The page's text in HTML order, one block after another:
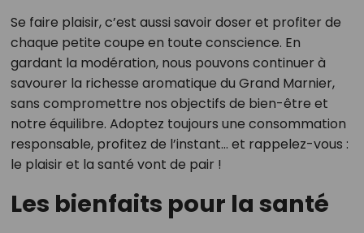
Se faire plaisir, c’est aussi savoir doser et profiter de
chaque petite coupe en toute conscience. En
gardant la modération, nous pouvons continuer à
savourer la richesse aromatique du Grand Marnier,
sans compromettre nos objectifs de bien-être et
notre équilibre. Adoptez toujours une consommation
responsable, profitez de l’instant… et rappelez-vous :
le plaisir et la santé vont de pair !
Les bienfaits pour la santé